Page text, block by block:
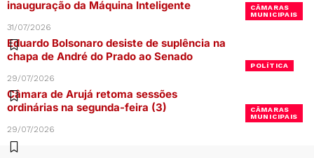
CÂMARAS
MUNICIPAIS
inauguração da Máquina Inteligente
31/07/2026
POLÍTICA
Eduardo Bolsonaro desiste de suplência na
chapa de André do Prado ao Senado
29/07/2026
CÂMARAS
MUNICIPAIS
Câmara de Arujá retoma sessões
ordinárias na segunda-feira (3)
29/07/2026